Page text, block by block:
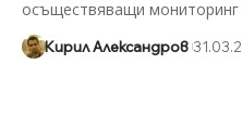
осъществяващи мониторинг
Кирил Александров